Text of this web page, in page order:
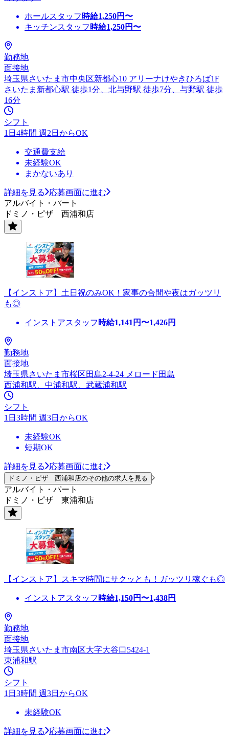
ホールスタッフ 時給1,250円〜
キッチンスタッフ 時給1,250円〜
勤務地
面接地
埼玉県さいたま市中央区新都心10 アリーナけやきひろば1F
さいたま新都心駅 徒歩1分、北与野駅 徒歩7分、与野駅 徒歩
16分
シフト
1日4時間 週2日からOK
交通費支給
未経験OK
まかないあり
詳細を見る
応募画面に進む
アルバイト・パート
ドミノ・ピザ 西浦和店
【インストア】土日祝のみOK！家事の合間や夜はガッツリ
も◎
インストアスタッフ 時給1,141 円〜1,426円
勤務地
面接地
埼玉県さいたま市桜区田島2-4-24 メロード田島
西浦和駅、中浦和駅、武蔵浦和駅
シフト
1日3時間 週3日からOK
未経験OK
短期OK
詳細を見る 応募画面に進む
ドミノ・ピザ 西浦和店のその他の求人を見る
アルバイト・パート
ドミノ・ピザ 東浦和店
【インストア】スキマ時間にサクッとも！ガッツリ稼ぐも◎
インストアスタッフ 時給1,150円〜1,438円
勤務地
面接地
埼玉県さいたま市南区大字大谷口5424-1
東浦和駅
シフト
1日3時間 週3日からOK
未経験OK
詳細を見る 応募画面に進む